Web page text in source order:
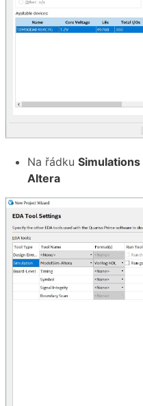
Na řádku Simulations
Altera